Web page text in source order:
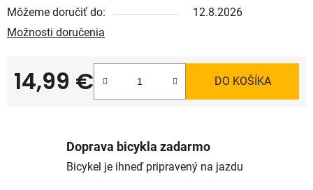
Môžeme doručiť do:
12.8.2026
Možnosti doručenia
14,99 €
Jednotková cena:
DO KOŠÍKA
Doprava bicykla zadarmo
Bicykel je ihneď pripravený na jazdu